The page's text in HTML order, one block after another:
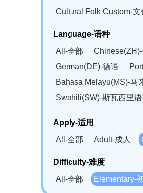
Cultural Folk Custom-文
Language-语种
All-全部
German(DE)-德语
Bahasa Melayu(MS)-马
Swahili(SW)-斯瓦西里语
Apply-适用
All-全部
Adult-成人
Difficulty-难度
All-全部
Elementary-